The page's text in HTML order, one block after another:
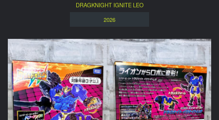
DRAGKNIGHT IGNITE LEO
2026